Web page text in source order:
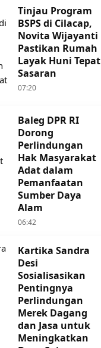
Tinjau Program
BSPS di Cilacap,
Novita Wijayanti
Pastikan Rumah
Layak Huni Tepat
Sasaran
07:20
Baleg DPR RI
Dorong
Perlindungan
Hak Masyarakat
Adat dalam
Pemanfaatan
Sumber Daya
Alam
06:42
Kartika Sandra
Desi
Sosialisasikan
Pentingnya
Perlindungan
Merek Dagang
dan Jasa untuk
Meningkatkan